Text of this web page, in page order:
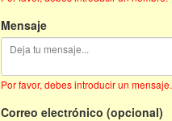
Mensaje
Por favor, debes introducir un mensaje.
Correo electrónico (opcional)